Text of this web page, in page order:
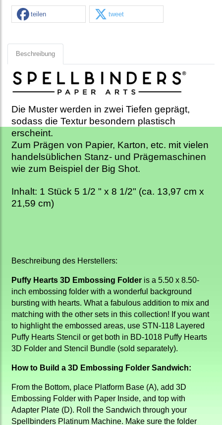
teilen tweet
Beschreibung
Die Muster werden in zwei Tiefen geprägt,
sodass die Textur besondern plastisch
erscheint.
Zum Prägen von Papier, Karton, etc. mit vielen
handelsüblichen Stanz- und Prägemaschinen
wie zum Beispiel der Big Shot.
Inhalt: 1 Stück 5 1/2 " x 8 1/2" (ca. 13,97 cm x
21,59 cm)
Beschreibung des Herstellers:
Puffy Hearts 3D Embossing Folder is a 5.50 x 8.50-
inch embossing folder with a wonderful background
bursting with hearts. What a fabulous addition to mix and
matching with the other sets in this collection! If you want
to highlight the embossed areas, use STN-118 Layered
Puffy Hearts Stencil or get both in BD-1018 Puffy Hearts
3D Folder and Stencil Bundle (sold separately).
How to Build a 3D Embossing Folder Sandwich:
From the Bottom, place Platform Base (A), add 3D
Embossing Folder with Paper Inside, and top with
Adapter Plate (D). Roll the Sandwich through your
Spellbinders Platinum Machine. Make sure the folder